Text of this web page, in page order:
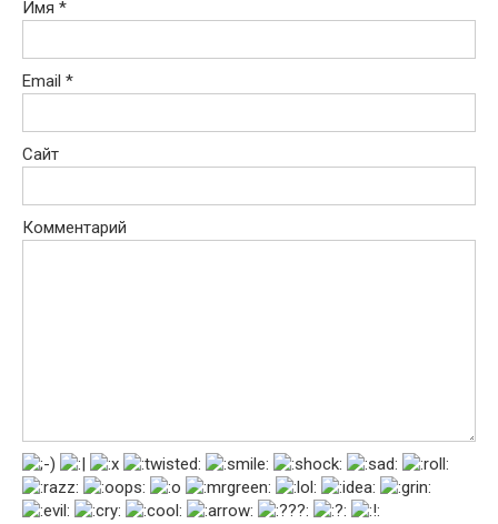
Имя *
Email *
Сайт
Комментарий